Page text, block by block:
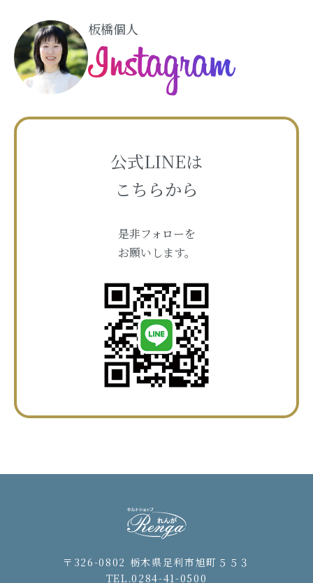
板橋個人
公式LINEは
こちらから
是非フォローを
お願いします。
〒326-0802 栃木県足利市旭町５５３
TEL.0284-41-0500